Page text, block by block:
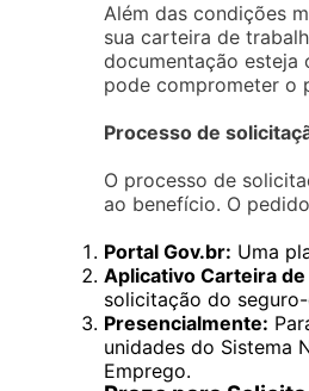
Além das condições
sua carteira de
documentação esteja
pode comprometer o
Processo de
O processo de
ao benefício. O
Portal Gov.br: Uma
Aplicativo Carteira
solicitação do
Presencialmente:
unidades do Sistema
Emprego.